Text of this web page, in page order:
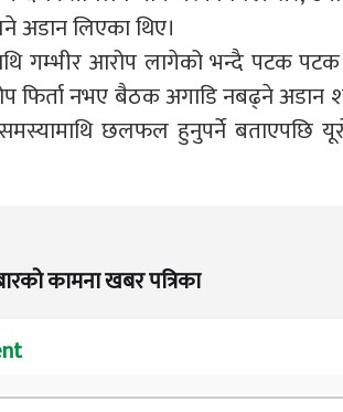
अडान लिएका थिए।
गम्भीर आरोप लागेको भन्दै पटक पटक
फिर्ता नभए बैठक अगाडि नबढ्ने अडान
छलफल हुनुपर्ने बताएपछि
कामना खबर पत्रिका